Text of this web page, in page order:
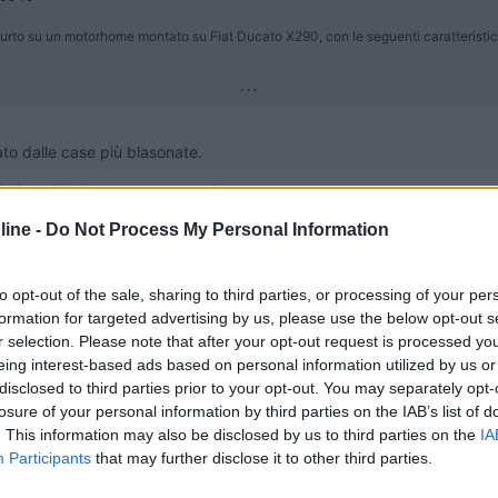
- Do Not Process My Personal Information
opt-out of the sale, sharing to third parties, or processing of your
for targeted advertising by us, please use the below opt-out
selection. Please note that after your opt-out request is processed
interest-based ads based on personal information utilized by us
to third parties prior to your opt-out. You may separately
of your personal information by third parties on the IAB’s list of
This information may also be disclosed by us to third parties on the
Participants that may further disclose it to other third parties.
su un motorhome montato su Fiat Ducato X290, con le seguenti
...
dalle case più blasonate.
quello che nemmeno comprende
Il motivo?
meno avezzi;
essere esclusi anche con la sola chiave originale FIAT
e serve quindi solo per corredare il secondo mazzo di chiavi